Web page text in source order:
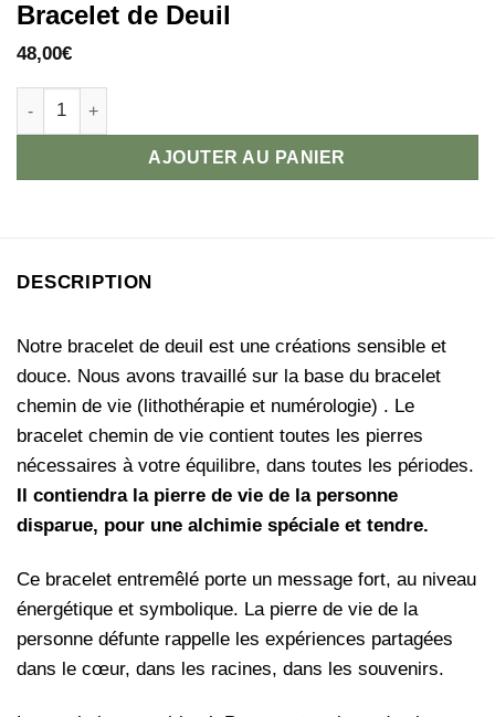
Bracelet de Deuil
48,00€
quantité de Bracelet de Deuil
AJOUTER AU PANIER
DESCRIPTION
Notre bracelet de deuil est une créations sensible et
douce. Nous avons travaillé sur la base du bracelet
chemin de vie (lithothérapie et numérologie) . Le
bracelet chemin de vie contient toutes les pierres
nécessaires à votre équilibre, dans toutes les périodes.
Il contiendra la pierre de vie de la personne
disparue, pour une alchimie spéciale et tendre.
Ce bracelet entremêlé porte un message fort, au niveau
énergétique et symbolique. La pierre de vie de la
personne défunte rappelle les expériences partagées
dans le cœur, dans les racines, dans les souvenirs.